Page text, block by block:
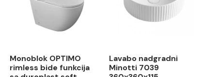
Monoblok OPTIMO
rimless bide funkcija
Lavabo nadgradni
Minotti 7039